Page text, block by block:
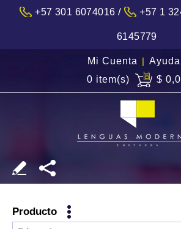
+57 301 6074016 / +57 1
6145779
Mi Cuenta | Ayuda
0 item(s)
$
Producto